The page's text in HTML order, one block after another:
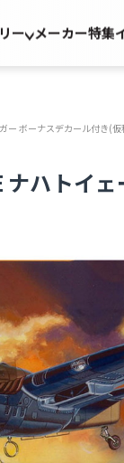
ー メーカー特集
ー ボーナスデカール付き(仮
ハトイ